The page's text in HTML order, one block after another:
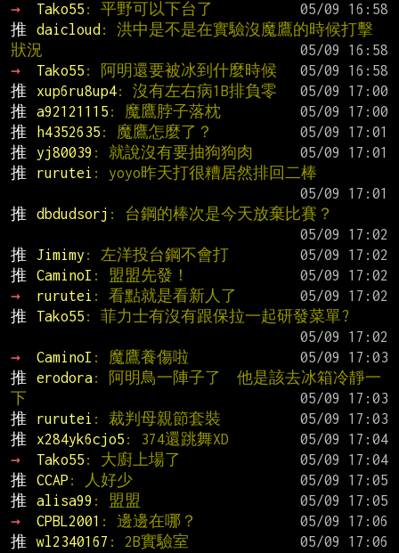
→
Tako55 : 平野可以下台了
推
daicloud : 洪中是不是在實驗沒魔鷹的時候打擊
狀況
→
Tako55 : 阿明還要被冰到什麼時候
推
xup6ru8up4: 沒有左右病1B排負零
推
a92121115 : 魔鷹脖子落枕
推
h4352635 : 魔鷹怎麼了？
推
yj80039 : 就說沒有要抽狗狗肉
推
rurutei : yoyo昨天打很糟居然排回二棒
推
dbdudsorj : 台鋼的棒次是今天放棄比賽？
推
Jimimy : 左洋投台鋼不會打
推
CaminoI : 盟盟先發！
→
rurutei : 看點就是看新人了
推
Tako55 : 菲力士有沒有跟保拉一起研發菜單?
→
CaminoI : 魔鷹養傷啦
推
erodora: 阿明鳥一陣子了  他是該去冰箱冷靜一
下
推
rurutei : 裁判母親節套裝
推
x284yk6cjo5 : 374還跳舞XD
→
Tako55 : 大廚上場了
推
CCAP : 人好少
推
alisa99 : 盟盟
→
CPBL2001 : 邊邊在哪？
推
wl2340167 : 2B實驗室